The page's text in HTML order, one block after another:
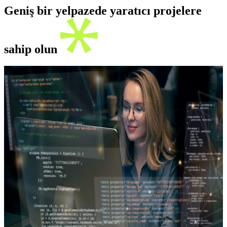
Geniş bir yelpazede yaratıcı projelere
sahip olun